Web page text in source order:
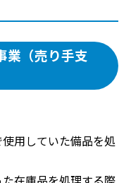
業（売り手支
用していた備品を処